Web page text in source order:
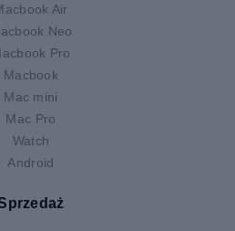
Air
Neo
Pro
Macbook
Mac mini
Mac Pro
Watch
Android